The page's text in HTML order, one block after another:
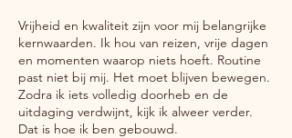
Vrijheid en kwaliteit zijn voor mij belangrijke
kernwaarden. Ik hou van reizen, vrije dagen
en momenten waarop niets hoeft. Routine
past niet bij mij. Het moet blijven bewegen.
Zodra ik iets volledig doorheb en de
uitdaging verdwijnt, kijk ik alweer verder.
Dat is hoe ik ben gebouwd.